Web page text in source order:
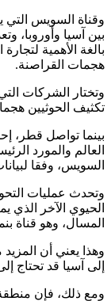
بين آسيا وأوروبا،
بالغة الأهمية
هجمات القراصنة.
وتختار الشركات
تكثيف الحوثيين
بينما تواصل قطر،
العالم والمورد
السويس، وفقا
وتحدث عمليات
الحيوي الآخر الذي
المسال، وهو قناة
وهذا يعني أن
إلى آسيا قد تحتاج
ومع ذلك، فإن